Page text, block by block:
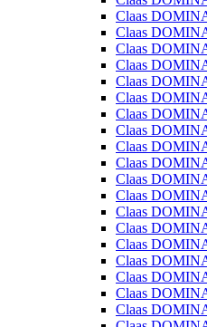
Claas
Claas
Claas
Claas
Claas
Claas
Claas
Claas
Claas
Claas
Claas
Claas
Claas
Claas
Claas
Claas
Claas
Claas
Claas